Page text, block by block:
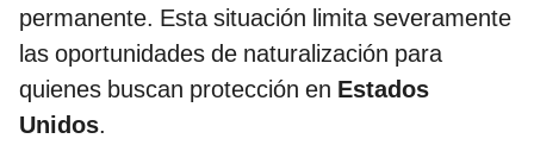
permanente. Esta situación limita severamente
las oportunidades de naturalización para
quienes buscan protección en Estados
Unidos.